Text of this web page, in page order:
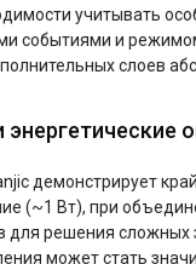
учитывать
событиями и
слоев
демонстрирует
(~1 Вт), при
для решения сложных
может стать